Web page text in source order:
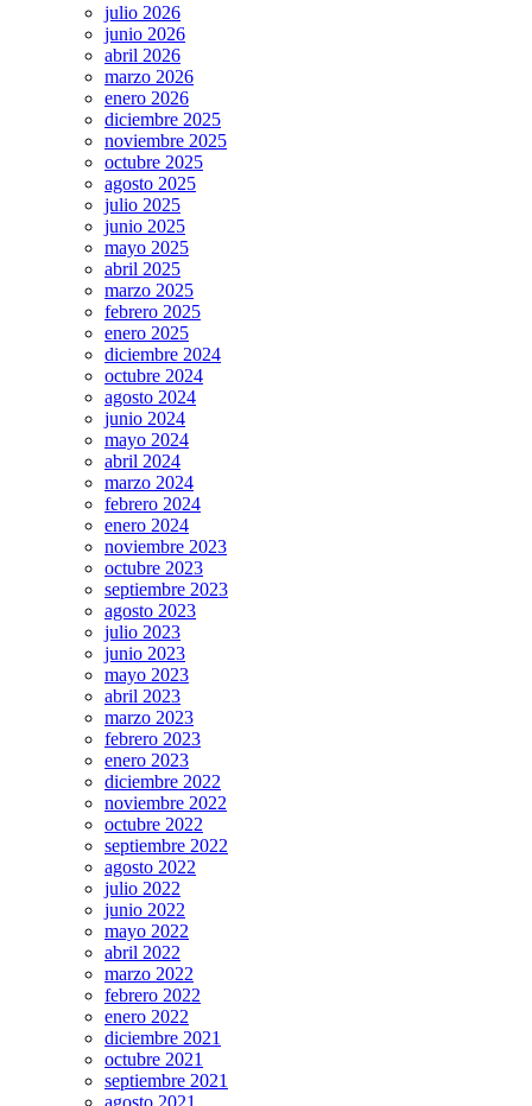
julio 2026
junio 2026
abril 2026
marzo 2026
enero 2026
diciembre 2025
noviembre 2025
octubre 2025
agosto 2025
julio 2025
junio 2025
mayo 2025
abril 2025
marzo 2025
febrero 2025
enero 2025
diciembre 2024
octubre 2024
agosto 2024
junio 2024
mayo 2024
abril 2024
marzo 2024
febrero 2024
enero 2024
noviembre 2023
octubre 2023
septiembre 2023
agosto 2023
julio 2023
junio 2023
mayo 2023
abril 2023
marzo 2023
febrero 2023
enero 2023
diciembre 2022
noviembre 2022
octubre 2022
septiembre 2022
agosto 2022
julio 2022
junio 2022
mayo 2022
abril 2022
marzo 2022
febrero 2022
enero 2022
diciembre 2021
octubre 2021
septiembre 2021
agosto 2021